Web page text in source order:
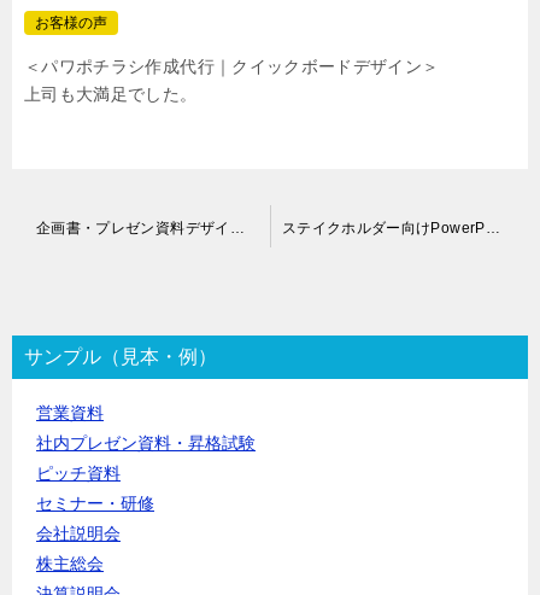
お客様の声
＜パワポチラシ作成代行｜クイックボードデザイン＞
上司も大満足でした。
ゲ
ー
シ
サンプル（見本・例）
営業資料
社内プレゼン資料・昇格試験
ピッチ資料
セミナー・研修
会社説明会
株主総会